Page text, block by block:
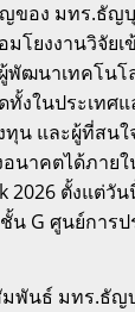
ของ มทร.ธัญ
โยงงานวิจัย
พัฒนาเทคโนโ
งในประเทศแ
น และผู้ที่สน
นาคตได้ภายใ
2026 ตั้งแต่วั
น G ศูนย์การ
มพันธ์ มทร.ธัญ